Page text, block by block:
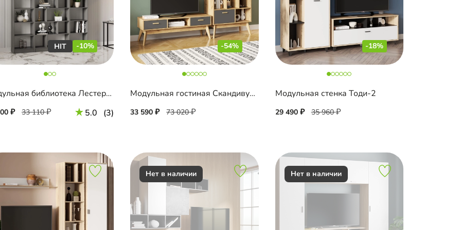
-10%
Модульная библиотека Лестер-9
33 110 5.0 (3)
-54%
Модульная гостиная Скандивуд-3
33 590 73 020
-18%
Модульная стенка Тоди-2
29 490 35 960